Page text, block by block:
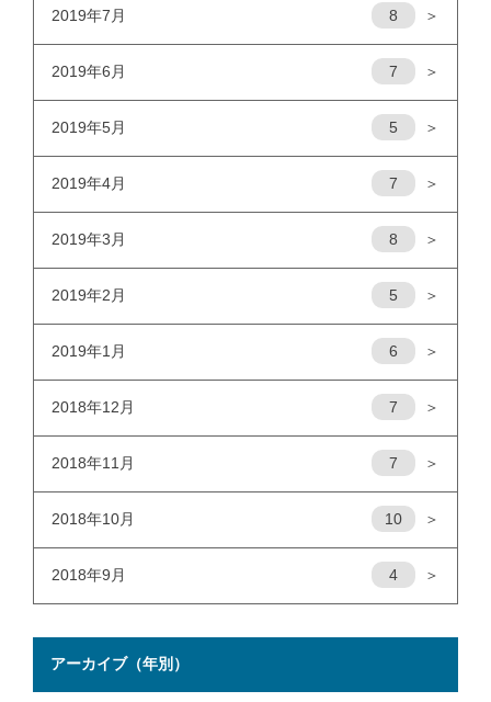
2019年7月 8 ＞
2019年6月 7 ＞
2019年5月 5 ＞
2019年4月 7 ＞
2019年3月 8 ＞
2019年2月 5 ＞
2019年1月 6 ＞
2018年12月 7 ＞
2018年11月 7 ＞
2018年10月 10 ＞
2018年9月 4 ＞
アーカイブ（年別）